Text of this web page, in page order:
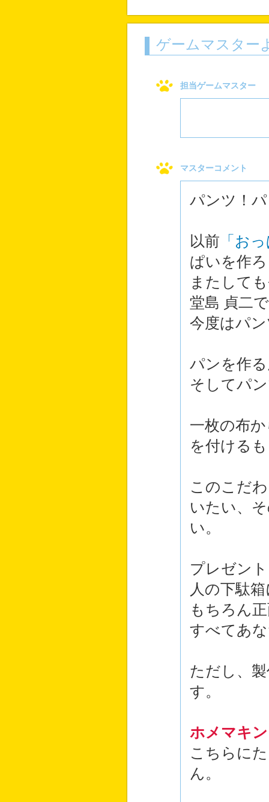
ゲームマスター
担当ゲームマスター
マスターコメント
パンツ！
以前 「お
ぱいを作
またして
堂島 貞二
今度はパ
パンを作
そしてパ
一枚の布
を付ける
このこだ
いたい、
い。
プレゼン
人の下駄
もちろん
すべてあ
ただし、
す。
ホメマキ
こちらに
ん。